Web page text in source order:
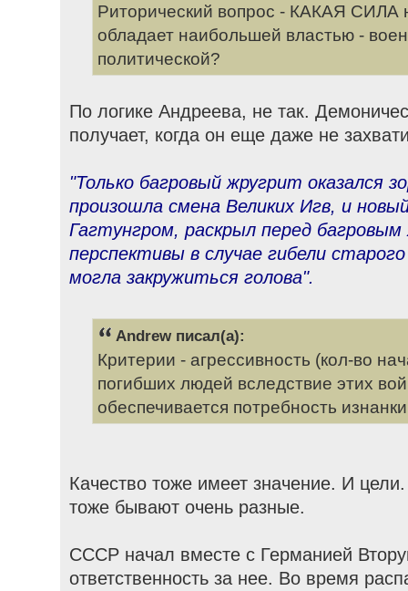
Риторический вопрос - КАКАЯ СИЛА
обладает наибольшей властью -
политической?
По логике Андреева, не так.
получает, когда он еще даже не
"Только багровый жругрит оказался
произошла смена Великих Игв, и
Гагтунгром, раскрыл перед
перспективы в случае гибели
могла закружиться голова".
Andrew писал(а):
Критерии - агрессивность (кол-во
погибших людей вследствие этих
обеспечивается потребность
Качество тоже имеет значение. И
тоже бывают очень разные.
СССР начал вместе с Германией
ответственность за нее. Во время